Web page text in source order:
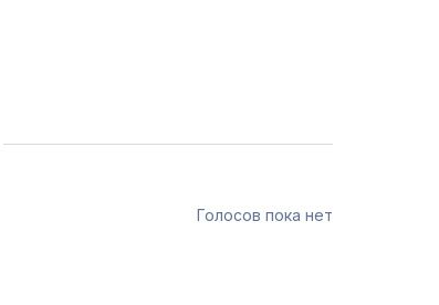
Голосов пока нет